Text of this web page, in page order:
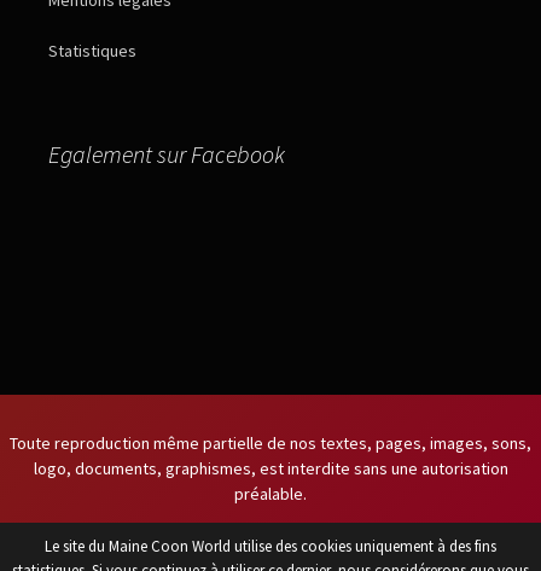
Statistiques
Egalement sur Facebook
Toute reproduction même partielle de nos textes, pages, images, sons,
logo, documents, graphismes, est interdite sans une autorisation
préalable.
Titulaire du certificat de capacité
Le site du Maine Coon World utilise des cookies uniquement à des fins